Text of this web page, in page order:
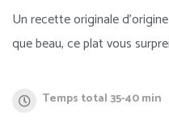
Un recette originale
que beau, ce plat vous
Temps total 35-40 min